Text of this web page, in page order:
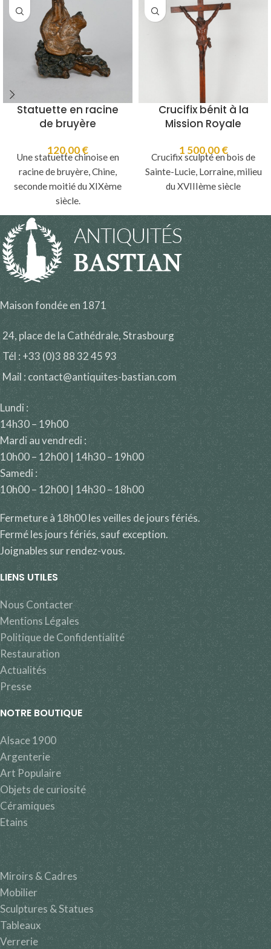
Statuette en racine
de bruyère
120,00€
Une statuette chinoise en
racine de bruyère, Chine,
seconde moitié du XIXème
siècle.
Crucifix bénit à la
Mission Royale
1 500,00€
Crucifix sculpté en bois de
Sainte-Lucie, Lorraine, milieu
du XVIIIème siècle
Maison fondée en 1871
24, place de la Cathédrale, Strasbourg
Tél : +33 (0)3 88 32 45 93
Mail : contact@antiquites-bastian.com
Lundi :
14h30 – 19h00
Mardi au vendredi :
10h00 – 12h00 | 14h30 – 19h00
Samedi :
10h00 – 12h00 | 14h30 – 18h00
Fermeture à 18h00 les veilles de jours fériés.
Fermé les jours fériés, sauf exception.
Joignables sur rendez-vous.
LIENS UTILES
Nous Contacter
Mentions Légales
Politique de Confidentialité
Restauration
Actualités
Presse
NOTRE BOUTIQUE
Alsace 1900
Argenterie
Art Populaire
Objets de curiosité
Céramiques
Etains
Miroirs & Cadres
Mobilier
Sculptures & Statues
Tableaux
Verrerie